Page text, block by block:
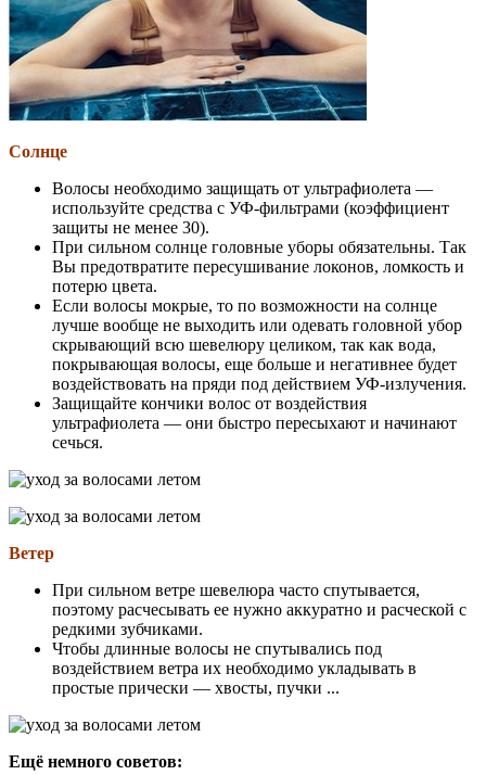
Солнце
Волосы необходимо защищать от ультрафиолета —
используйте средства с УФ-фильтрами (коэффициент
защиты не менее 30).
При сильном солнце головные уборы обязательны. Так
Вы предотвратите пересушивание локонов, ломкость и
потерю цвета.
Если волосы мокрые, то по возможности на солнце
лучше вообще не выходить или одевать головной убор
скрывающий всю шевелюру целиком, так как вода,
покрывающая волосы, еще больше и негативнее будет
воздействовать на пряди под действием УФ-излучения.
Защищайте кончики волос от воздействия
ультрафиолета — они быстро пересыхают и начинают
сечься.
Ветер
При сильном ветре шевелюра часто спутывается,
поэтому расчесывать ее нужно аккуратно и расческой с
редкими зубчиками.
Чтобы длинные волосы не спутывались под
воздействием ветра их необходимо укладывать в
простые прически — хвосты, пучки ...
Ещё немного советов: